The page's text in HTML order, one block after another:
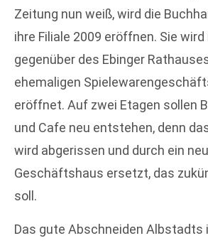
Zeitung nun weiß, wird die
ihre Filiale 2009 eröffnen. Sie wird
gegenüber des Ebinger
ehemaligen
eröffnet. Auf zwei Etagen sollen
und Cafe neu entstehen, denn
wird abgerissen und durch ein
Geschäftshaus ersetzt, das
soll.
Das gute Abschneiden Albstadts